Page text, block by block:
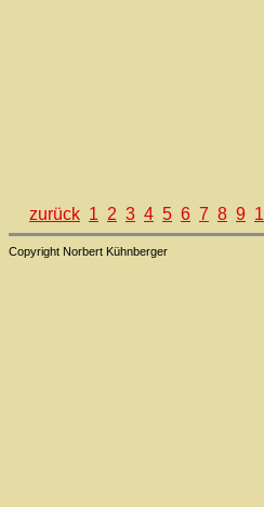
zurück 1 2 3 4 5 6 7 8 9
Copyright Norbert Kühnberger